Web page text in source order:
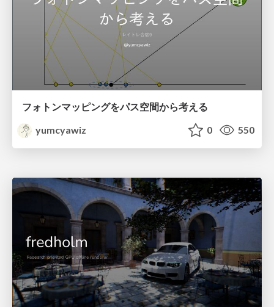
フォトンマッピングをパス空間から考える
yumcyawiz
0 550